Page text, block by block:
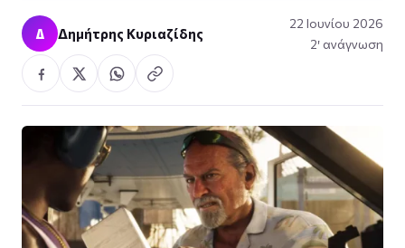
Δ Δημήτρης Κυριαζίδης
22 Ιουνίου 2026
2′ ανάγνωση